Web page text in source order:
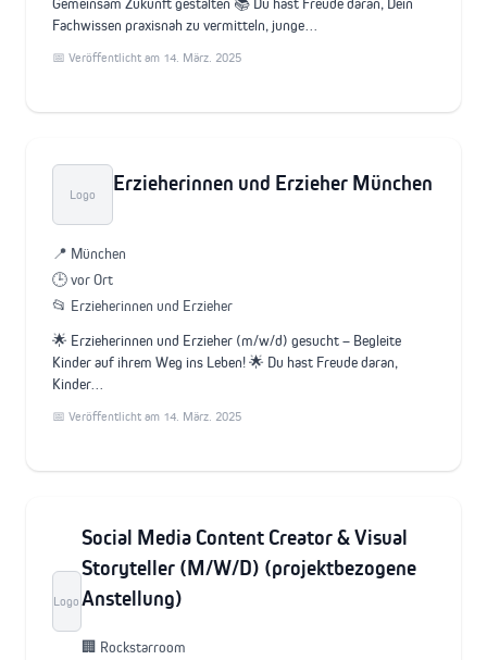
Fachwissen praxisnah zu vermitteln, junge…
📅 Veröffentlicht am 14. März. 2025
Logo Erzieherinnen und Erzieher München
📍 München
🕒 vor Ort
📂 Erzieherinnen und Erzieher
🌟 Erzieherinnen und Erzieher (m/w/d) gesucht – Begleite
Kinder auf ihrem Weg ins Leben! 🌟 Du hast Freude daran,
Kinder…
📅 Veröffentlicht am 14. März. 2025
Logo
Social Media Content Creator & Visual
Storyteller (M/W/D) (projektbezogene
Anstellung)
🏢 Rockstarroom